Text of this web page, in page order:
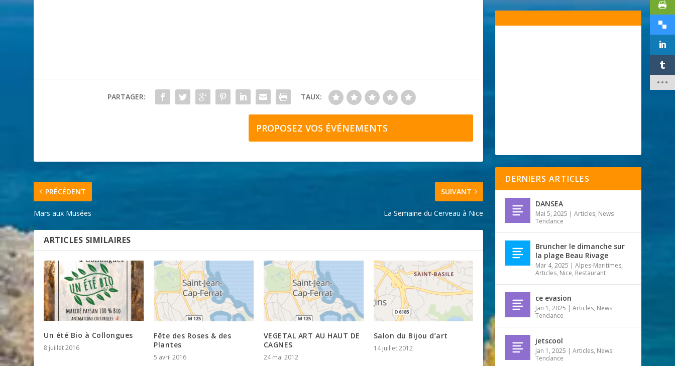
PARTAGER: TAUX:
PROPOSEZ VOS ÉVÉNEMENTS
PRÉCÉDENT
Mars aux Musées
SUIVANT
La Semaine du Cerveau à Nice
ARTICLES SIMILAIRES
Un été Bio à Collongues
8 juillet 2016
Fête des Roses & des
Plantes
5 avril 2016
VEGETAL ART AU HAUT DE
CAGNES
24 mai 2012
Salon du Bijou d’art
14 juillet 2012
DERNIERS ARTICLES
DANSEA
Mai 5, 2025 |Articles, News
Tendance
Bruncher le dimanche sur
la plage Beau Rivage
Mar 4, 2025 |Alpes-Maritimes,
Articles, Nice, Restaurant
ce evasion
Jan 1, 2025 |Articles, News
Tendance
jetscool
Jan 1, 2025 |Articles, News
Tendance